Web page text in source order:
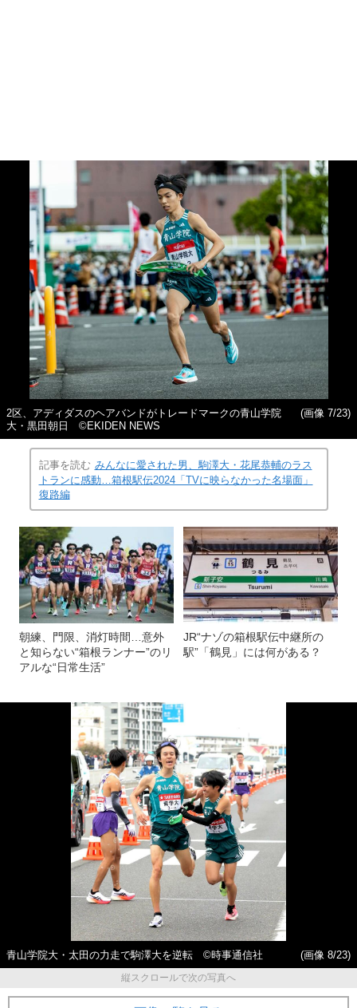
2区、アディダスのヘアバンドがトレードマークの青山学院
大・黒田朝日 ©EKIDEN NEWS
(画像 7/23)
記事を読む みんなに愛された男、駒澤大・花尾恭輔のラス
トランに感動…箱根駅伝2024「TVに映らなかった名場面」
復路編
朝練、門限、消灯時間…意外
と知らない“箱根ランナー”のリ
アルな“日常生活”
JR“ナゾの箱根駅伝中継所の
駅”「鶴見」には何がある？
青山学院大・太田の力走で駒澤大を逆転 ©️時事通信社
(画像 8/23)
縦スクロールで次の写真へ